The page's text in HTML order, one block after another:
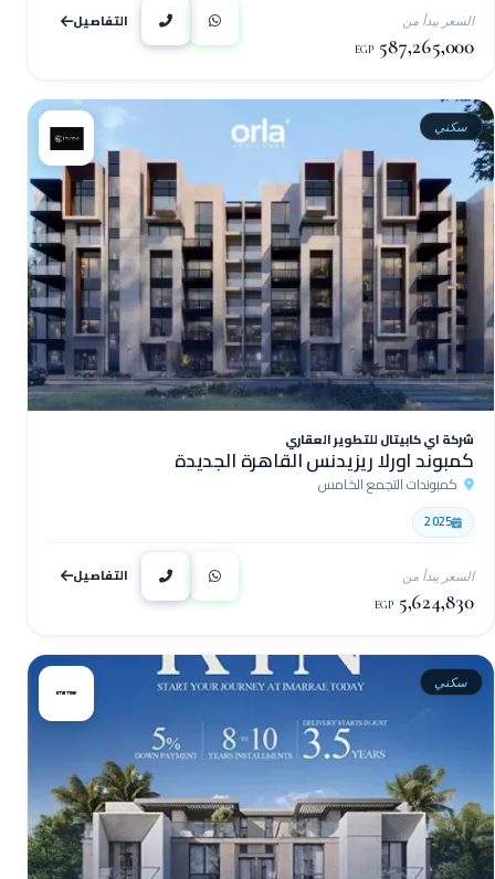
السعر يبدأ من
587,265,000
EGP
التفاصيل
سكني
شركة اي كابيتال للتطوير العقاري
كمبوند اورلا ريزيدنس القاهرة الجديدة
كمبوندات التجمع الخامس
2025
السعر يبدأ من
5,624,830
EGP
التفاصيل
سكني